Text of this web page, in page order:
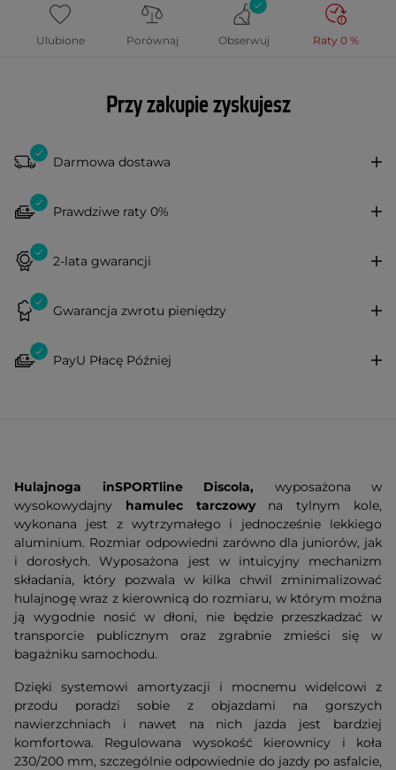
Ulubione Porównaj Obserwuj Raty 0 %
Przy zakupie zyskujesz
Darmowa dostawa
Prawdziwe raty 0%
2-lata gwarancji
Gwarancja zwrotu pieniędzy
PayU Płacę Później
Hulajnoga inSPORTline Discola, wyposażona w
wysokowydajny hamulec tarczowyna tylnym kole,
wykonana jest z wytrzymałego i jednocześnie lekkiego
aluminium. Rozmiar odpowiedni zarówno dla juniorów, jak
i dorosłych. Wyposażona jest w intuicyjny mechanizm
składania, który pozwala w kilka chwil zminimalizować
hulajnogę wraz z kierownicą do rozmiaru, w którym można
ją wygodnie nosić w dłoni, nie będzie przeszkadzać w
transporcie publicznym oraz zgrabnie zmieści się w
bagażniku samochodu.
Dzięki systemowi amortyzacji i mocnemu widelcowi z
przodu poradzi sobie z objazdami na gorszych
nawierzchniach i nawet na nich jazda jest bardziej
komfortowa. Regulowana wysokość kierownicy i koła
230/200 mm, szczególnie odpowiednie do jazdy po asfalcie,